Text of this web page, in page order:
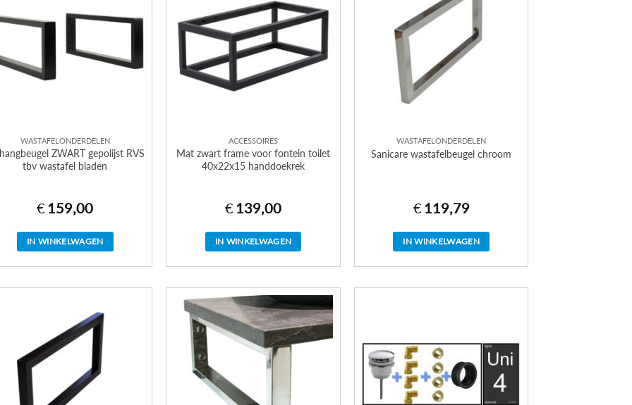
WASTAFELONDERDELEN
ZWART gepolijst RVS
tbv wastafel bladen
€ 159,00
IN WINKELWAGEN
ACCESSOIRES
Mat zwart frame voor fontein toilet
40x22x15 handdoekrek
€ 139,00
IN WINKELWAGEN
WASTAFELONDERDELEN
Sanicare wastafelbeugel chroom
€ 119,79
IN WINKELWAGEN